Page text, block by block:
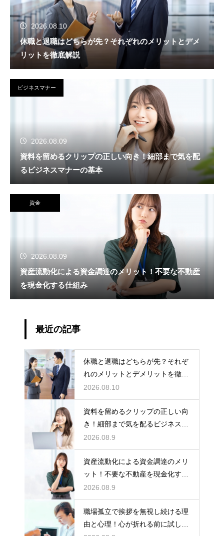
2026.08.10
休職と退職はどちらが先？それぞれのメリットとデメ
リットを徹底解説
ビジネスマナー
2026.08.09
資料を留めるクリップの正しい向き！細部まで気を配
るビジネスマナーの基本
資金
2026.08.09
資産流動化による資金調達のメリット！不要な不動産
を現金化する仕組み
最近の記事
休職と退職はどちらが先？それぞ
れのメリットとデメリットを徹底
解説
2026.08.10
資料を留めるクリップの正しい向
き！細部まで気を配るビジネスマ
ナーの基本
2026.08.9
資産流動化による資金調達のメリ
ット！不要な不動産を現金化する
仕組み
2026.08.9
職場孤立で挨拶を無視し続ける理
由と心理！心が折れる前に試した